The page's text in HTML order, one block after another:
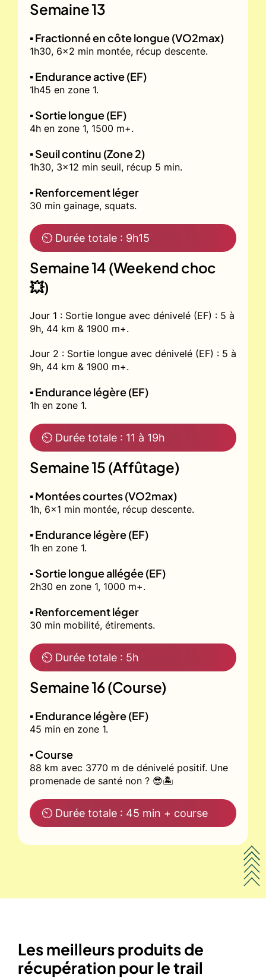
Semaine 13
▪️ Fractionné en côte longue (VO2max)
1h30, 6x2 min montée, récup descente.
▪️ Endurance active (EF)
1h45 en zone 1.
▪️ Sortie longue (EF)
4h en zone 1, 1500 m+.
▪️ Seuil continu (Zone 2)
1h30, 3x12 min seuil, récup 5 min.
▪️ Renforcement léger
30 min gainage, squats.
⏲ Durée totale : 9h15
Semaine 14 (Weekend choc
💥)
Jour 1 : Sortie longue avec dénivelé (EF) : 5 à
9h, 44 km & 1900 m+.
Jour 2 : Sortie longue avec dénivelé (EF) : 5 à
9h, 44 km & 1900 m+.
▪️ Endurance légère (EF)
1h en zone 1.
⏲ Durée totale : 11 à 19h
Semaine 15 (Affûtage)
▪️ Montées courtes (VO2max)
1h, 6x1 min montée, récup descente.
▪️ Endurance légère (EF)
1h en zone 1.
▪️ Sortie longue allégée (EF)
2h30 en zone 1, 1000 m+.
▪️ Renforcement léger
30 min mobilité, étirements.
⏲ Durée totale : 5h
Semaine 16 (Course)
▪️ Endurance légère (EF)
45 min en zone 1.
▪️ Course
88 km avec 3770 m de dénivelé positif. Une
promenade de santé non ? 😎🏝
⏲ Durée totale : 45 min + course
Les meilleurs produits de
récupération pour le trail